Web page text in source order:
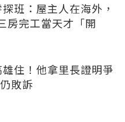
班：屋主人在海外，
房完工當天才「開
住！他拿里長證明爭
敗訴